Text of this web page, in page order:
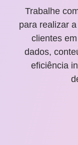
Trabalhe
para realizar
clientes
dados,
eficiência